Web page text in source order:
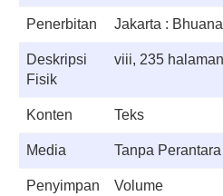
Penerbitan Jakarta :
Deskripsi
Fisik
viii, 235
Konten Teks
Media Tanpa Perantara
Penyimpan
Volume